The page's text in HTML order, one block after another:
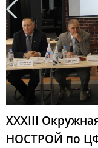
XXXIII
НОСТРОЙ по